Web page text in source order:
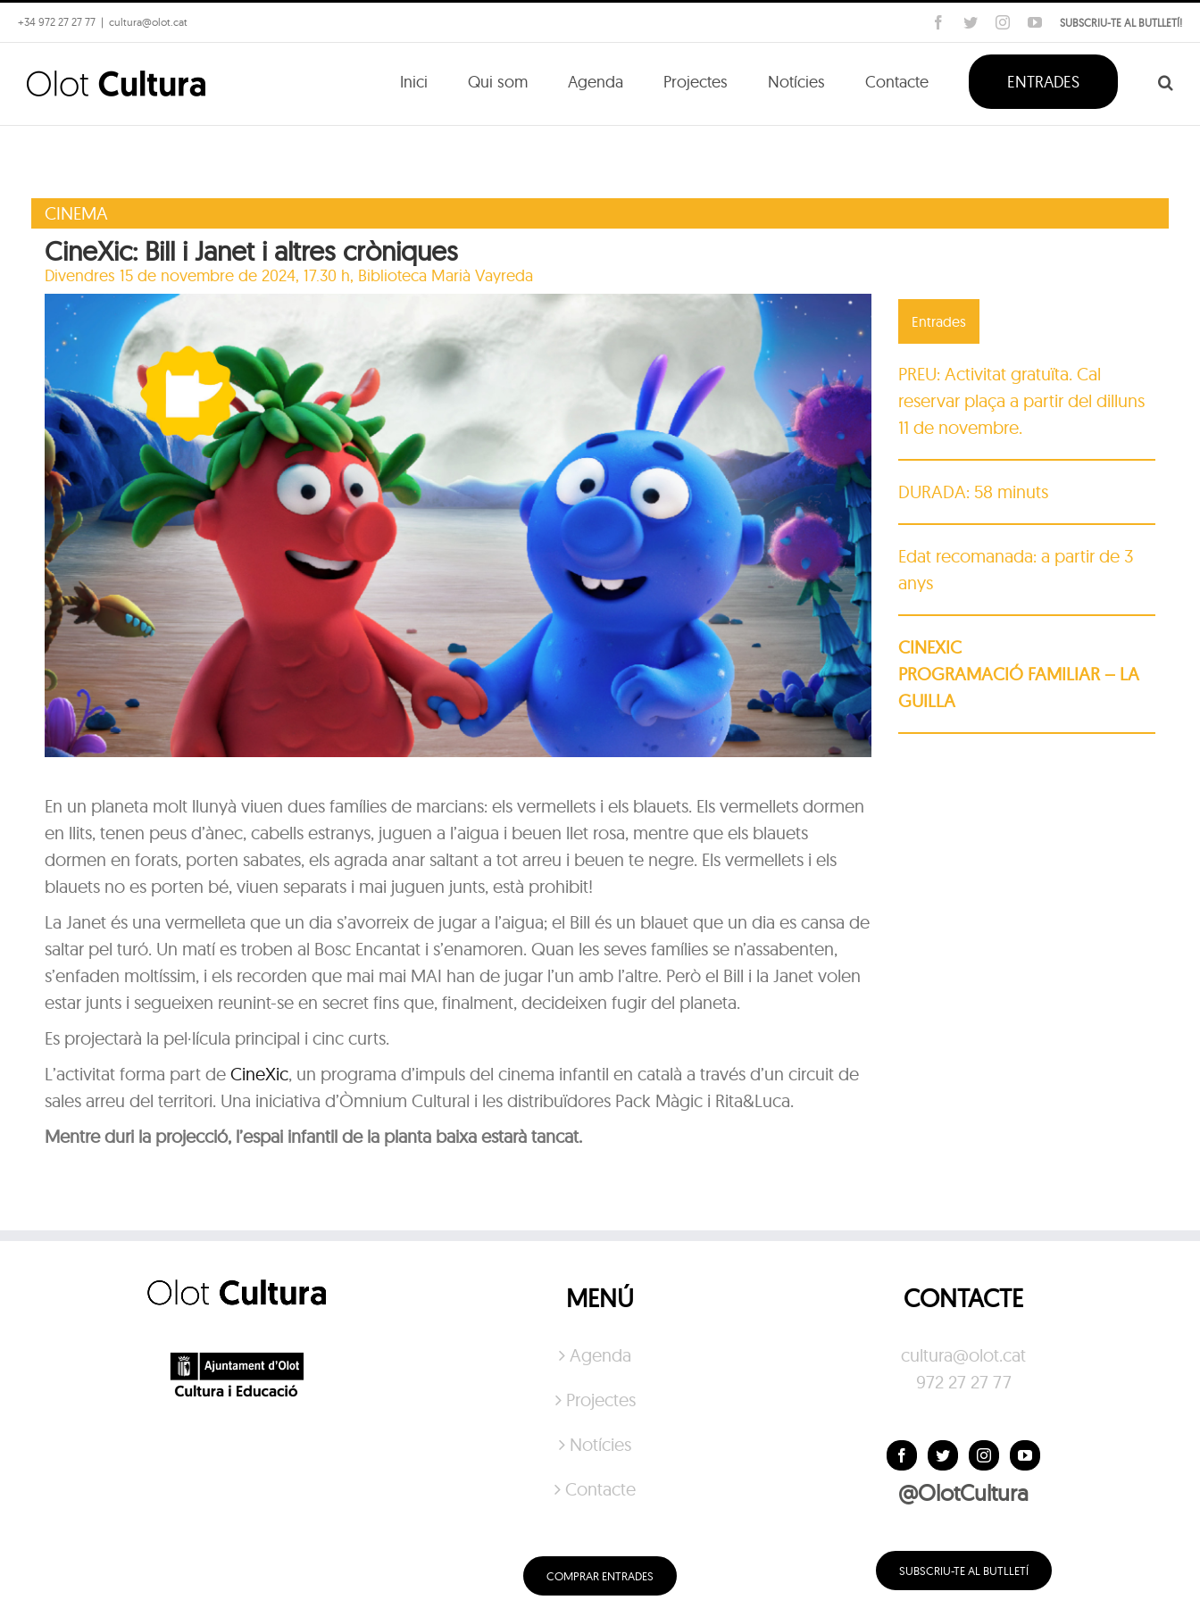
Skip
to
content
+34 972 27 27 77 | cultura@olot.cat SUBSCRIU-TE AL BUTLLETÍ!
Facebook
TwitterInstagramYouTube
Inici Qui som Agenda Projectes Notícies Contacte ENTRADES
CINEMA
CineXic: Bill i Janet i altres cròniques
Divendres 15 de novembre de 2024, 17.30 h, Biblioteca Marià Vayreda
En un planeta molt llunyà viuen dues famílies de marcians: els vermellets i els blauets. Els vermellets dormen
en llits, tenen peus d’ànec, cabells estranys, juguen a l’aigua i beuen llet rosa, mentre que els blauets
dormen en forats, porten sabates, els agrada anar saltant a tot arreu i beuen te negre. Els vermellets i els
blauets no es porten bé, viuen separats i mai juguen junts, està prohibit!
La Janet és una vermelleta que un dia s’avorreix de jugar a l’aigua; el Bill és un blauet que un dia es cansa de
saltar pel turó. Un matí es troben al Bosc Encantat i s’enamoren. Quan les seves famílies se n’assabenten,
s’enfaden moltíssim, i els recorden que mai mai MAI han de jugar l’un amb l’altre. Però el Bill i la Janet volen
estar junts i segueixen reunint-se en secret fins que, finalment, decideixen fugir del planeta.
Es projectarà la pel·lícula principal i cinc curts.
L’activitat forma part de CineXic, un programa d’impuls del cinema infantil en català a través d’un circuit de
sales arreu del territori. Una iniciativa d’Òmnium Cultural i les distribuïdores Pack Màgic i Rita&Luca.
Mentre duri la projecció, l’espai infantil de la planta baixa estarà tancat.
Entrades
PREU: Activitat gratuïta. Cal
reservar plaça a partir del dilluns
11 de novembre.
DURADA: 58 minuts
Edat recomanada: a partir de 3
anys
CINEXIC
PROGRAMACIÓ FAMILIAR – LA
GUILLA
MENÚ
Agenda
Projectes
Notícies
Contacte
COMPRAR ENTRADES
CONTACTE
cultura@olot.cat
972 27 27 77
@OlotCultura
SUBSCRIU-TE AL BUTLLETÍ